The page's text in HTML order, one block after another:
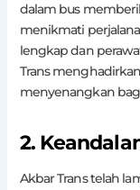
dalam bus
menikmati
lengkap dan
Trans
menyenangkan
2.
Akbar Trans telah